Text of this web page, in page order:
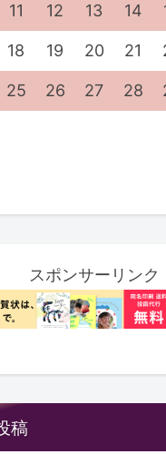
11 12 13 14
18 19 20 21
25 26 27 28
スポンサーリンク
稿